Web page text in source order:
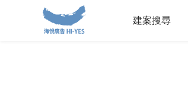
建案搜尋